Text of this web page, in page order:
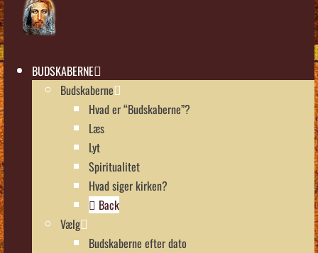
BUDSKABERNE
Budskaberne
Hvad er “Budskaberne”?
Læs
Lyt
Spiritualitet
Hvad siger kirken?
Back
Vælg
Budskaberne efter dato